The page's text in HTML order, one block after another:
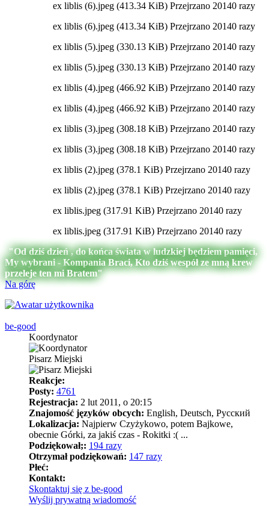
ex liblis (6).jpeg (413.34 KiB) Przejrzano 20140 razy
ex liblis (6).jpeg (413.34 KiB) Przejrzano 20140 razy
ex liblis (5).jpeg (330.13 KiB) Przejrzano 20140 razy
ex liblis (5).jpeg (330.13 KiB) Przejrzano 20140 razy
ex liblis (4).jpeg (466.92 KiB) Przejrzano 20140 razy
ex liblis (4).jpeg (466.92 KiB) Przejrzano 20140 razy
ex liblis (3).jpeg (308.18 KiB) Przejrzano 20140 razy
ex liblis (3).jpeg (308.18 KiB) Przejrzano 20140 razy
ex liblis (2).jpeg (378.1 KiB) Przejrzano 20140 razy
ex liblis (2).jpeg (378.1 KiB) Przejrzano 20140 razy
ex liblis.jpeg (317.91 KiB) Przejrzano 20140 razy
ex liblis.jpeg (317.91 KiB) Przejrzano 20140 razy
"Od dziś dzień , do końca świata w ludzkiej będziem pamięci,
My wybrani - Kompania Braci, Kto dziś wespół ze mną krew
przeleje ten mi Bratem"
Na górę
be-good
Koordynator
Pisarz Miejski
Reakcje:
Posty: 4761
Rejestracja: 2 lut 2011, o 20:15
Znajomość języków obcych: English, Deutsch, Pусский
Lokalizacja: Najpierw Czyżykowo, potem Bajkowe,
obecnie Górki, za jakiś czas - Rokitki :( ...
Podziękował;: 194 razy
Otrzymał podziękowań: 147 razy
Płeć:
Kontakt:
Skontaktuj się z be-good
Wyślij prywatną wiadomość